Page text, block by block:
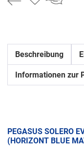
Beschreibung
Informationen zur
PEGASUS SOLERO
(HORIZONT BLUE